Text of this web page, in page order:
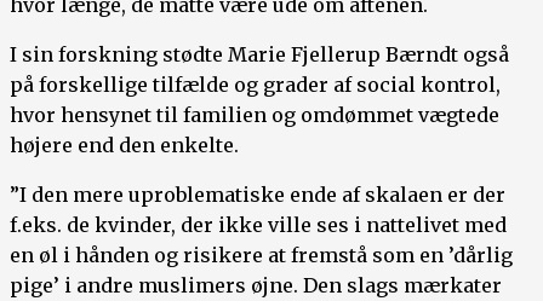
I sin forskning stødte Marie Fjellerup Bærndt også
på forskellige tilfælde og grader af social kontrol,
hvor hensynet til familien og omdømmet vægtede
højere end den enkelte.
”I den mere uproblematiske ende af skalaen er der
f.eks. de kvinder, der ikke ville ses i nattelivet med
en øl i hånden og risikere at fremstå som en ’dårlig
pige’ i andre muslimers øjne. Den slags mærkater